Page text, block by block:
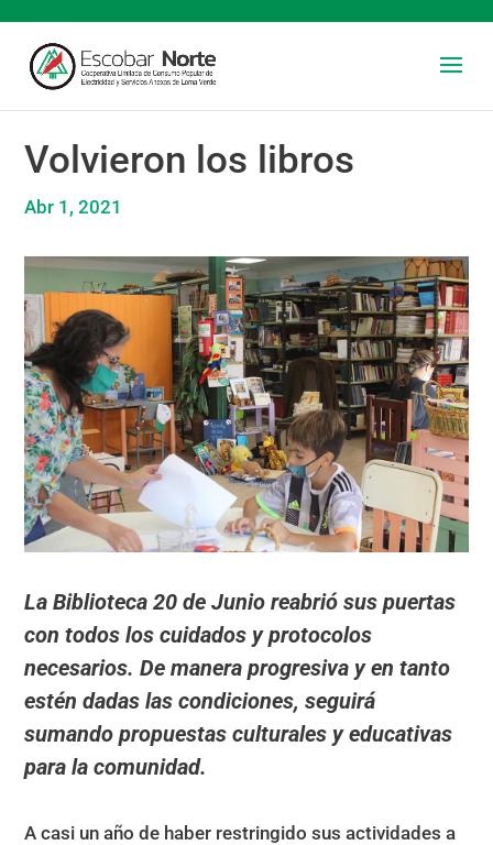
Volvieron los libros
Abr 1, 2021
La Biblioteca 20 de Junio reabrió sus puertas
con todos los cuidados y protocolos
necesarios. De manera progresiva y en tanto
estén dadas las condiciones, seguirá
sumando propuestas culturales y educativas
para la comunidad.
A casi un año de haber restringido sus actividades a